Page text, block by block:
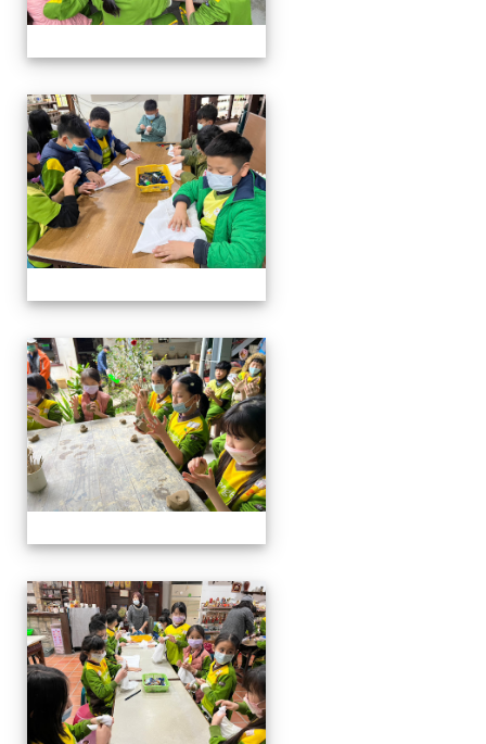
四年級戶外教學~20230117
四年級戶外教學~20230117
四年級戶外教學~20230117